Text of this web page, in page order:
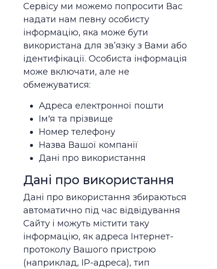
Сервісу ми можемо попросити Вас
надати нам певну особисту
інформацію, яка може бути
використана для зв’язку з Вами або
ідентифікації. Особиста інформація
може включати, але не
обмежуватися:
Адреса електронної пошти
Ім'я та прізвище
Номер телефону
Назва Вашої компанії
Дані про використання
Дані про використання
Дані про використання збираються
автоматично під час відвідування
Сайту і можуть містити таку
інформацію, як адреса Інтернет-
протоколу Вашого пристрою
(наприклад, IP-адреса), тип